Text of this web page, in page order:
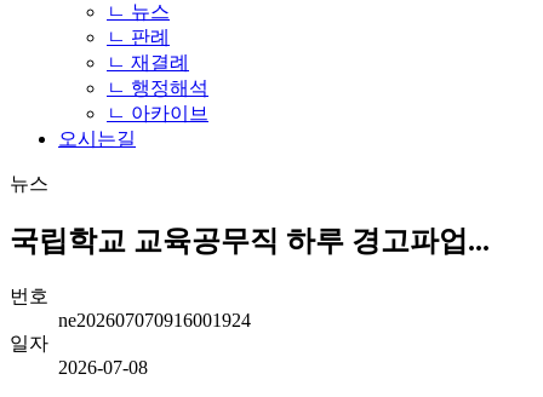
ㄴ 뉴스
ㄴ 판례
ㄴ 재결례
ㄴ 행정해석
ㄴ 아카이브
오시는길
뉴스
국립학교 교육공무직 하루 경고파업...
번호
ne202607070916001924
일자
2026-07-08